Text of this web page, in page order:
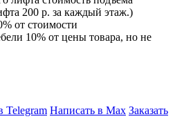
200 р. за каждый этаж.)
от стоимости
10% от цены товара, но не
Telegram Написать в Max Заказать